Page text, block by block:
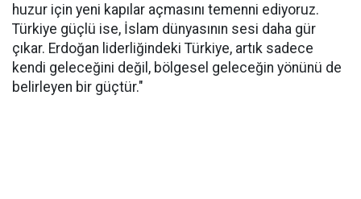
huzur için yeni kapılar açmasını temenni ediyoruz.
Türkiye güçlü ise, İslam dünyasının sesi daha gür
çıkar. Erdoğan liderliğindeki Türkiye, artık sadece
kendi geleceğini değil, bölgesel geleceğin yönünü de
belirleyen bir güçtür."